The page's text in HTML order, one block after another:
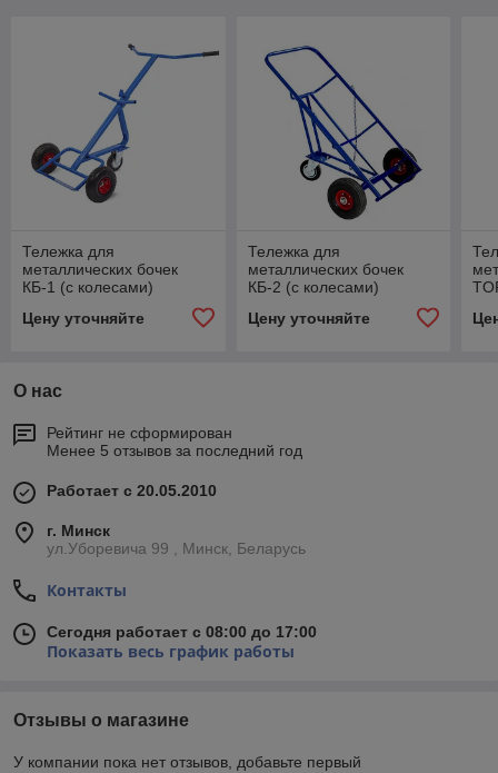
Тележка для
металлических бочек
КБ-1 (с колесами)
Цену уточняйте
Тележка для
металлических бочек
КБ-2 (с колесами)
Цену уточняйте
О нас
Рейтинг не сформирован
Менее 5 отзывов за последний год
Работает с 20.05.2010
г. Минск
ул.Уборевича 99 , Минск, Беларусь
Контакты
Сегодня работает с 08:00 до 17:00
Показать весь график работы
Отзывы о магазине
У компании пока нет отзывов, добавьте первый